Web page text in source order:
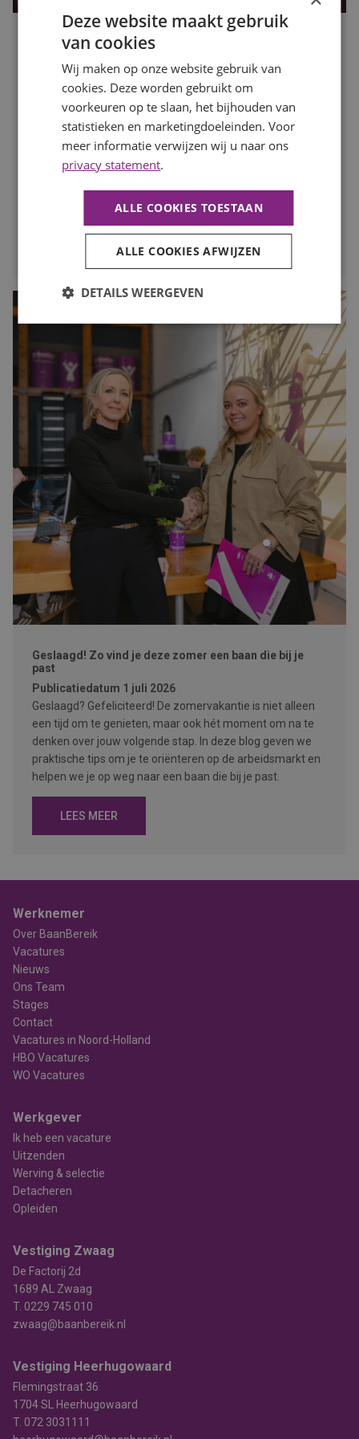
Waarom motivatie steeds belangrijker wordt dan een
Publicatiedatum 10 juli 2026
AuteurRomée Zwaan
Een indrukwekkend cv is niet langer de enige sleutel tot
een nieuwe baan. Werkgevers kijken steeds vaker naar de
persoon achter het cv: hoe gemotiveerd is iemand, wil
iemand zich ontwikkelen en past diegene binnen het
Geslaagd! Zo vind je deze zomer een baan die bij je
past
Publicatiedatum 1 juli 2026
Geslaagd? Gefeliciteerd! De zomervakantie is niet alleen
een tijd om te genieten, maar ook hét moment om na te
denken over jouw volgende stap. In deze blog geven we
praktische tips om je te oriënteren op de arbeidsmarkt en
helpen we je op weg naar een baan die bij je past.
LEES MEER
Werknemer
Over BaanBereik
Vacatures
Nieuws
Ons Team
Stages
Contact
Vacatures in Noord-Holland
HBO Vacatures
WO Vacatures
Werkgever
Ik heb een vacature
Uitzenden
Werving & selectie
Detacheren
Opleiden
Vestiging Zwaag
De Factorij 2d
1689 AL Zwaag
T. 0229 745 010
zwaag@baanbereik.nl
Vestiging Heerhugowaard
Flemingstraat 36
1704 SL Heerhugowaard
T. 072 3031111
Deze website maakt gebruik
van cookies
Wij maken op onze website gebruik van
cookies. Deze worden gebruikt om
voorkeuren op te slaan, het bijhouden van
statistieken en marketingdoeleinden. Voor
meer informatie verwijzen wij u naar ons
privacy statement.
ALLE COOKIES TOESTAAN
ALLE COOKIES AFWIJZEN
DETAILS WEERGEVEN